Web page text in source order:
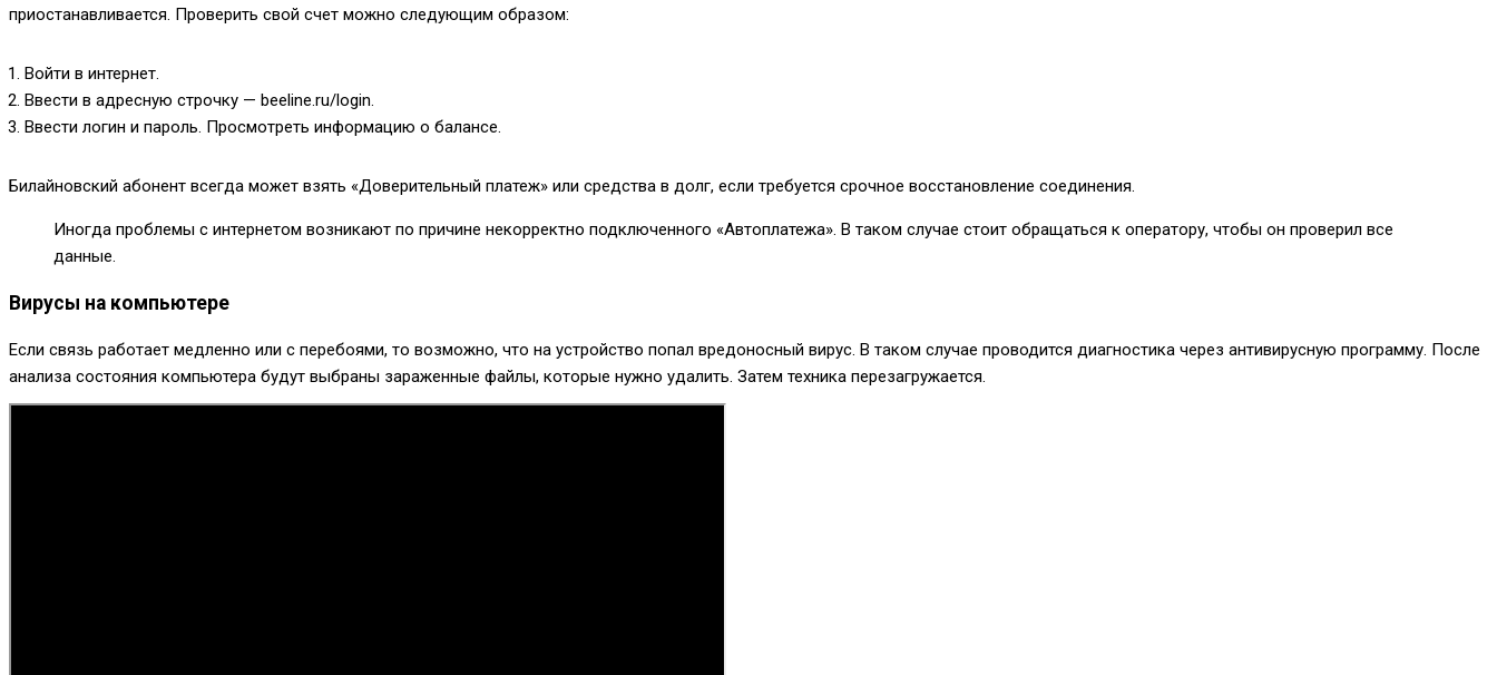
приостанавливается. Проверить свой счет можно следующим образом:
Войти в интернет.
Ввести в адресную строчку — beeline.ru/login.
Ввести логин и пароль. Просмотреть информацию о балансе.
Билайновский абонент всегда может взять «Доверительный платеж» или средства в долг, если требуется срочное восстановление соединения.
Иногда проблемы с интернетом возникают по причине некорректно подключенного «Автоплатежа». В таком случае стоит обращаться к оператору, чтобы он проверил все
данные.
Вирусы на компьютере
Если связь работает медленно или с перебоями, то возможно, что на устройство попал вредоносный вирус. В таком случае проводится диагностика через антивирусную программу. После
анализа состояния компьютера будут выбраны зараженные файлы, которые нужно удалить. Затем техника перезагружается.